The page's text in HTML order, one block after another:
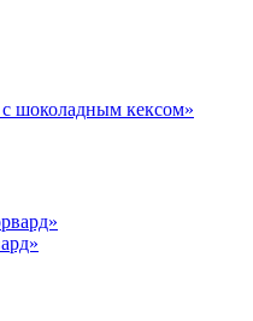
шоколадным кексом»